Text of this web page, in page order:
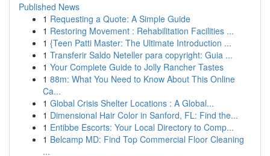
Published News
1 Requesting a Quote: A Simple Guide
1 Restoring Movement : Rehabilitation Facilities ...
1 {Teen Patti Master: The Ultimate Introduction ...
1 Transferir Saldo Neteller para copyright: Guia ...
1 Your Complete Guide to Jolly Rancher Tastes
1 88m: What You Need to Know About This Online
Ca...
1 Global Crisis Shelter Locations : A Global...
1 Dimensional Hair Color in Sanford, FL: Find the...
1 Entibbe Escorts: Your Local Directory to Comp...
1 Belcamp MD: Find Top Commercial Floor Cleaning
...